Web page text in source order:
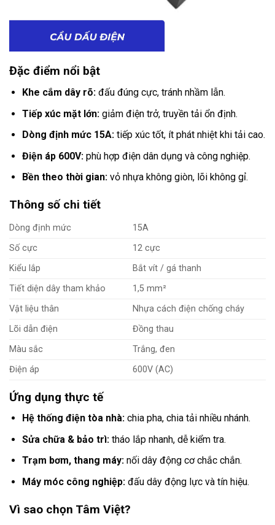
Đặc điểm nổi bật
Khe cắm dây rõ:đấu đúng cực, tránh nhầm lẫn.
Tiếp xúc mặt lớn:giảm điện trở, truyền tải ổn định.
Dòng định mức 15A:tiếp xúc tốt, ít phát nhiệt khi tải cao.
Điện áp 600V:phù hợp điện dân dụng và công nghiệp.
Bền theo thời gian:vỏ nhựa không giòn, lõi không gỉ.
Thông số chi tiết
Dòng định mức
15A
Số cực
12 cực
Kiểu lắp
Bắt vít / gá thanh
Tiết diện dây tham khảo
1,5 mm²
Vật liệu thân
Nhựa cách điện chống cháy
Lõi dẫn điện
Đồng thau
Màu sắc
Trắng, đen
Điện áp
600V (AC)
Ứng dụng thực tế
Hệ thống điện tòa nhà:chia pha, chia tải nhiều nhánh.
Sửa chữa & bảo trì:tháo lắp nhanh, dễ kiểm tra.
Trạm bơm, thang máy:nối dây động cơ chắc chắn.
Máy móc công nghiệp:đấu dây động lực và tín hiệu.
Vì sao chọn Tâm Việt?